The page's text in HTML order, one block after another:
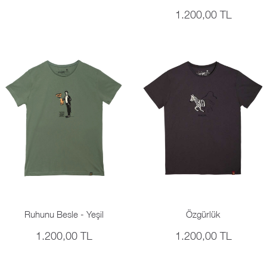
1.200,00 TL
Ruhunu Besle - Yeşil
1.200,00 TL
Özgürlük
1.200,00 TL